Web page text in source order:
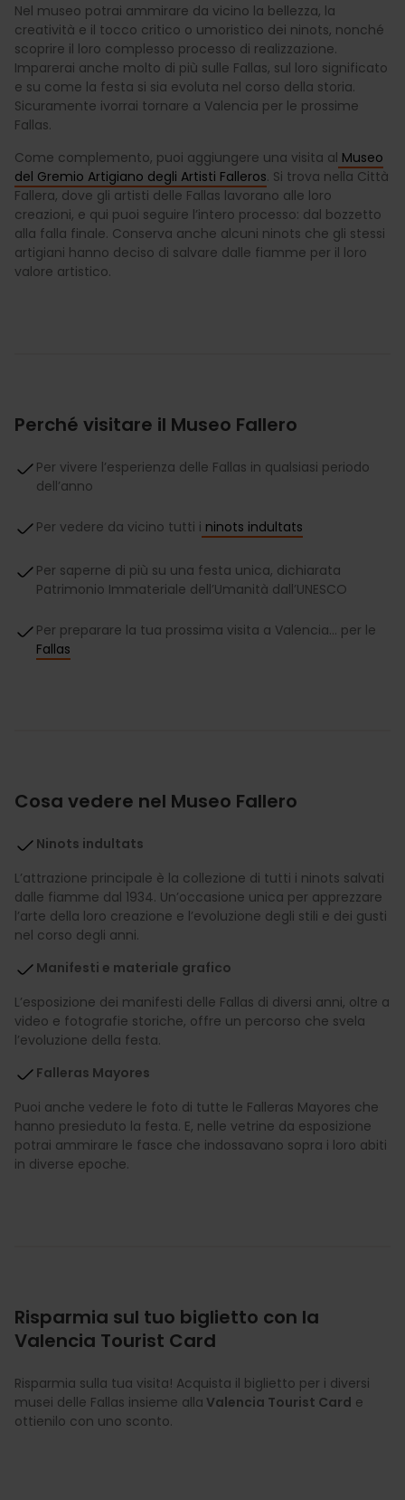
Nel museo potrai ammirare da vicino la bellezza, la
creatività e il tocco critico o umoristico dei ninots, nonché
scoprire il loro complesso processo di realizzazione.
Imparerai anche molto di più sulle Fallas, sul loro significato
e su come la festa si sia evoluta nel corso della storia.
Sicuramente ivorrai tornare a Valencia per le prossime
Fallas.
Come complemento, puoi aggiungere una visita al Museo
del Gremio Artigiano degli Artisti Falleros. Si trova nella Città
Fallera, dove gli artisti delle Fallas lavorano alle loro
creazioni, e qui puoi seguire l’intero processo: dal bozzetto
alla falla finale. Conserva anche alcuni ninots che gli stessi
artigiani hanno deciso di salvare dalle fiamme per il loro
valore artistico.
Perché visitare il Museo Fallero
Per vivere l’esperienza delle Fallas in qualsiasi periodo
dell’anno
Per vedere da vicino tutti i ninots indultats
Per saperne di più su una festa unica, dichiarata
Patrimonio Immateriale dell’Umanità dall’UNESCO
Per preparare la tua prossima visita a Valencia… per le
Fallas
Cosa vedere nel Museo Fallero
Ninots indultats
L’attrazione principale è la collezione di tutti i ninots salvati
dalle fiamme dal 1934. Un’occasione unica per apprezzare
l’arte della loro creazione e l’evoluzione degli stili e dei gusti
nel corso degli anni.
Manifesti e materiale grafico
L’esposizione dei manifesti delle Fallas di diversi anni, oltre a
video e fotografie storiche, offre un percorso che svela
l’evoluzione della festa.
Falleras Mayores
Puoi anche vedere le foto di tutte le Falleras Mayores che
hanno presieduto la festa. E, nelle vetrine da esposizione
potrai ammirare le fasce che indossavano sopra i loro abiti
in diverse epoche.
Risparmia sul tuo biglietto con la
Valencia Tourist Card
Risparmia sulla tua visita! Acquista il biglietto per i diversi
musei delle Fallas insieme alla Valencia Tourist Card e
ottienilo con uno sconto.